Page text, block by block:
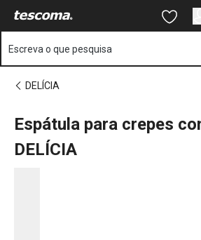
Está na página ✓Espátula para crepes
Saltar para o conteúdo
Saltar para a
Saltar para a
Escreva o que pesquisa
DELÍCIA
Espátula para crepes
DELÍCIA